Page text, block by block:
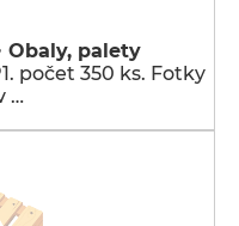
Obaly, palety
počet 350 ks. Fotky
…